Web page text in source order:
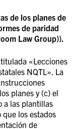
de los planes de
de paridad
Law Group)).
«Lecciones
NQTL». La
planes y (c) el
a las plantillas
los estados
de